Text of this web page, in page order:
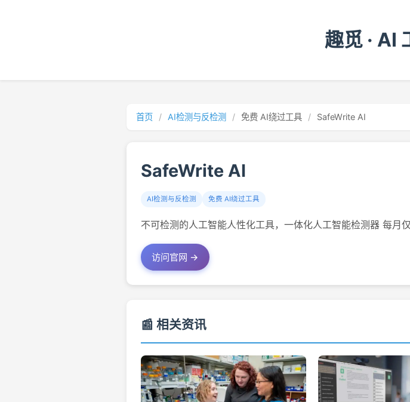
趣觅 · AI
首页 / AI检测与反检测 / 免费 AI绕过工具 / SafeWrite AI
SafeWrite AI
AI检测与反检测 免费 AI绕过工具
不可检测的人工智能人性化工具，一体化人工智能检测器 每月
访问官网 →
📰 相关资讯